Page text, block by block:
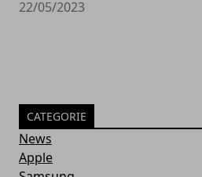
22/05/2023
CATEGORIE
News
Apple